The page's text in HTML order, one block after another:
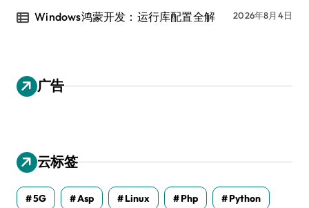
Windows鸿蒙开发：运行库配置全解 2026年8月4日
广告
云标签
5G Asp Linux Php Python